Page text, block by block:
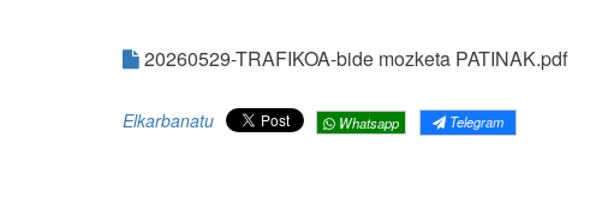
20260529-TRAFIKOA-bide mozketa PATINAK.pdf
Elkarbanatu Whatsapp Telegram